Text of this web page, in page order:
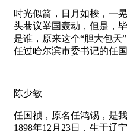
时光似箭，日月如梭，一
头巷议举国轰动，但是，
是谁，原来这个“胆大包天
任过哈尔滨市委书记的任
陈少敏
任国祯，原名任鸿锡，是
1898年12月23日，生于辽